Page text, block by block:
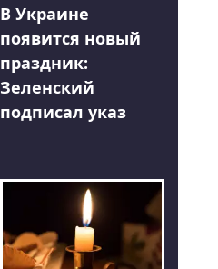
В Украине
появится новый
праздник:
Зеленский
подписал указ